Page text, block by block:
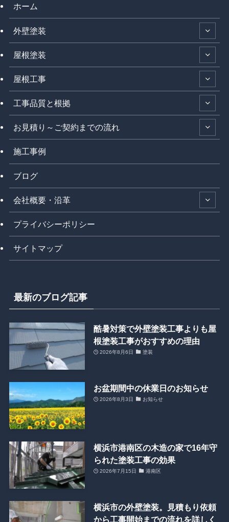
ホーム
外壁塗装
屋根塗装
屋根工事
工事品質と根拠
お見積り～ご契約までの流れ
施工事例
ブログ
会社概要・沿革
プライバシーポリシー
サイトマップ
最新のブログ記事
酷暑対策で外壁塗装工事よりも屋
根塗装工事がおすすめの理由
2026年8月6日 塗装
お盆期間中の休業日のお知らせ
2026年8月3日 お知らせ
横浜市港南区の木造の家で16年守
られた塗装工事の効果
2026年7月15日 港南区
横浜市の外壁塗装。見積もり依頼
から工事開始までの流れを詳しく